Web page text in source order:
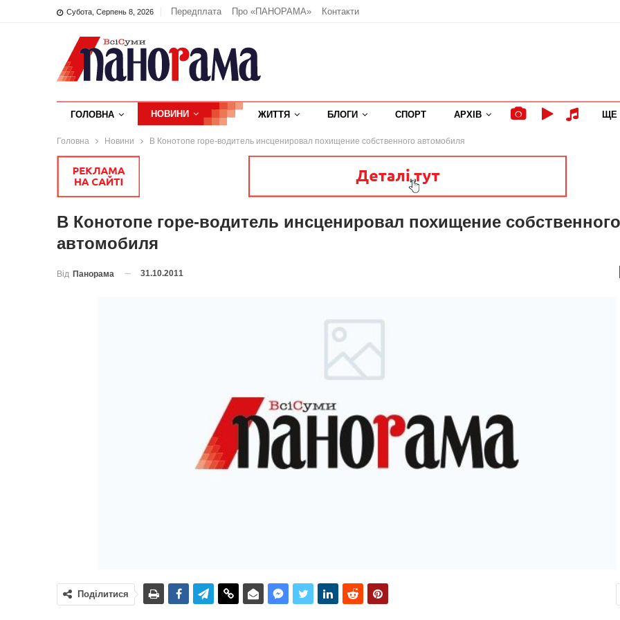
Субота, Серпень 8, 2026 Передплата Про «ПАНОРАМА» Контакти
ГОЛОВНА НОВИНИ ЖИТТЯ БЛОГИ СПОРТ АРХІВ ЩЕ
Головна Новини В Конотопе горе-водитель инсценировал похищение собственного автомобиля
В Конотопе горе-водитель инсценировал похищение собственного
автомобиля
Від Панорама 31.10.2011
Поділитися